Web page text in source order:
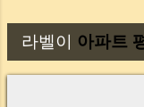
글
라벨이 아파트